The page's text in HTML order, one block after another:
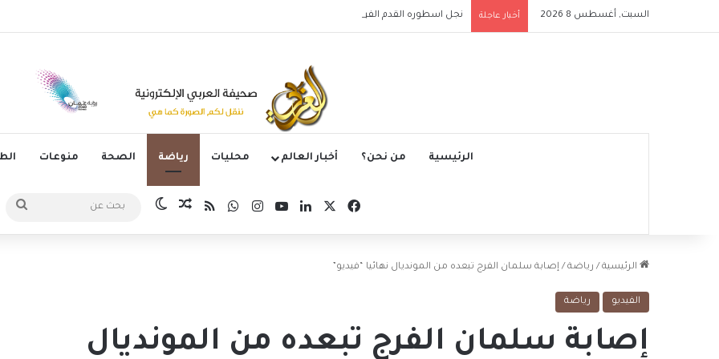
السبت, أغسطس 8 2026 أخبار عاجلة نجل اسطوره القدم الفرنسيه زيدان لوكا يتعاقد مع نادي ليغانيس
الرئيسية من نحن؟ أخبار العالم محليات رياضة الصحة منوعات
فيسبوكلينكدإن‫YouTubeانستقرام
واتسابملخص الموقع RSS
مقال عشوائي
الوضع المظلم
عن
الرئيسية / رياضة / إصابة سلمان الفرج تبعده من المونديال نهائيا “فيديو”
الفيديو رياضة
إصابة سلمان الفرج تبعده من المونديال